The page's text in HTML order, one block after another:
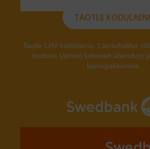
TAOTLE
Taotle LHV kodulaenu. Laenuhaldur
taotluse täitmist koheselt ühendust
laenupakkumise.